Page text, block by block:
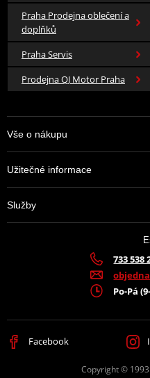
Praha Prodejna oblečení a
doplňků
Praha Servis
Prodejna QJ Motor Praha
Vše o nákupu
Užitečné informace
Služby
733 538
Po-Pá
Facebook
Copyright ©